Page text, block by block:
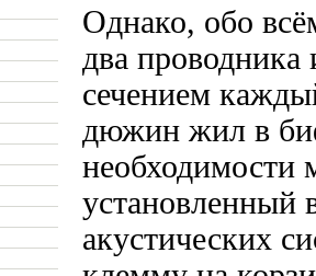
Однако, обо
два проводника
сечением
дюжин жил в
необходимости
установленный
акустических